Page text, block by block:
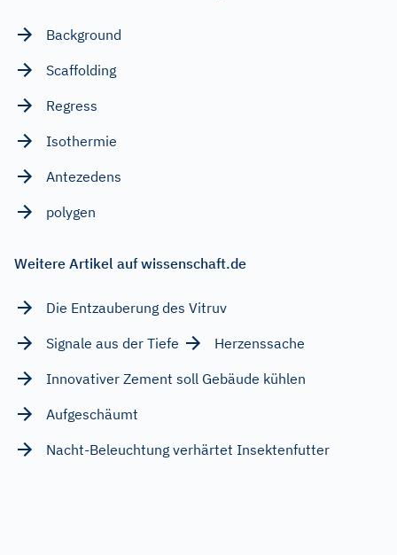
Background
Scaffolding
Regress
Isothermie
Antezedens
polygen
Weitere Artikel auf wissenschaft.de
Die Entzauberung des Vitruv
Signale aus der Tiefe
Herzenssache
Innovativer Zement soll Gebäude kühlen
Aufgeschäumt
Nacht-Beleuchtung verhärtet Insektenfutter